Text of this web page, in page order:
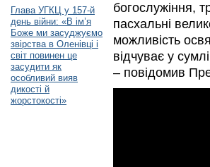
Глава УГКЦ у 157-й
день війни: «В ім’я
Боже ми засуджуємо
звірства в Оленівці і
світ повинен це
засудити як
особливий вияв
дикості й
жорстокості»
богослужіння,
пасхальні
можливість
відчуває у
– повідомив